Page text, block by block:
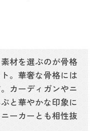
材を選ぶのが骨格
。華奢な骨格には
カーディガンやニ
と華やかな印象に
ーカーとも相性抜